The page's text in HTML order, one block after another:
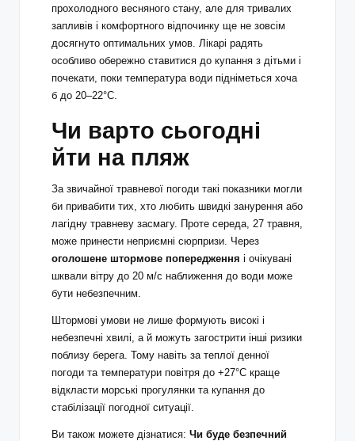
прохолодного весняного стану, але для тривалих
запливів і комфортного відпочинку ще не зовсім
досягнуто оптимальних умов. Лікарі радять
особливо обережно ставитися до купання з дітьми і
почекати, поки температура води підніметься хоча
б до 20–22°С.
Чи варто сьогодні
йти на пляж
За звичайної травневої погоди такі показники могли
би привабити тих, хто любить швидкі занурення або
лагідну травневу засмагу. Проте середа, 27 травня,
може принести неприємні сюрпризи. Через
оголошене штормове попередження і очікувані
шквали вітру до 20 м/с наближення до води може
бути небезпечним.
Штормові умови не лише формують високі і
небезпечні хвилі, а й можуть загострити інші ризики
поблизу берега. Тому навіть за теплої денної
погоди та температури повітря до +27°С краще
відкласти морські прогулянки та купання до
стабілізації погодної ситуації.
Ви також можете дізнатися: Чи буде безпечний